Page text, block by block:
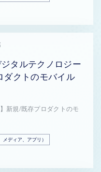
タルテクノロジー
ダクトのモバイル
新規/既存プロダクトのモ
ディア、アプリ）